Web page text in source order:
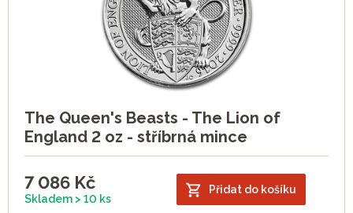
The Queen's Beasts - The Lion of
England 2 oz - stříbrná mince
7 086 Kč
Skladem > 10 ks
Přidat do košíku